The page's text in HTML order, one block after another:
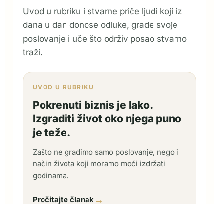
Uvod u rubriku i stvarne priče ljudi koji iz
dana u dan donose odluke, grade svoje
poslovanje i uče što održiv posao stvarno
traži.
UVOD U RUBRIKU
Pokrenuti biznis je lako.
Izgraditi život oko njega puno
je teže.
Zašto ne gradimo samo poslovanje, nego i
način života koji moramo moći izdržati
godinama.
Pročitajte članak →